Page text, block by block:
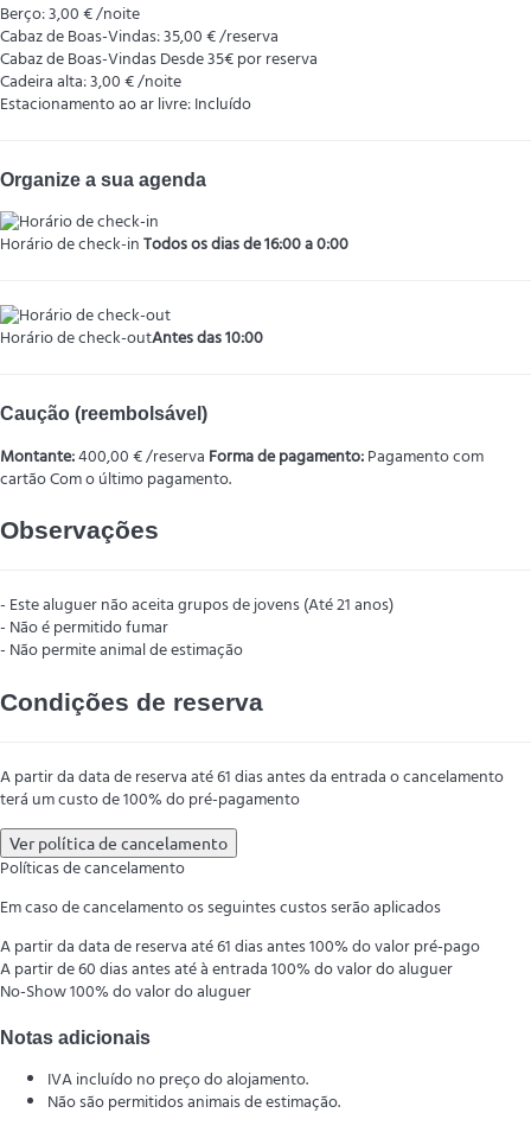
Berço: 3,00 € /noite
Cabaz de Boas-Vindas: 35,00 € /reserva
Cabaz de Boas-VindasDesde 35€ por reserva
Cadeira alta: 3,00 € /noite
Estacionamento ao ar livre: Incluído
Organize a sua agenda
Horário de check-inTodos os dias de 16:00 a 0:00
Horário de check-outAntes das 10:00
Caução (reembolsável)
Montante:400,00 € /reserva Forma de pagamento:Pagamento com
cartãoCom o último pagamento.
Observações
- Este aluguer não aceita grupos de jovens (Até 21 anos)
- Não é permitido fumar
- Não permite animal de estimação
Condições de reserva
A partir da data de reserva até 61 dias antes da entrada o cancelamento
terá um custo de 100% do pré-pagamento
Ver política de cancelamento
Políticas de cancelamento
Em caso de cancelamento os seguintes custos serão aplicados
A partir da data de reserva até 61 dias antes100% do valor pré-pago
A partir de 60 dias antes até à entrada100% do valor do aluguer
No-Show100% do valor do aluguer
Notas adicionais
IVA incluído no preço do alojamento.
Não são permitidos animais de estimação.